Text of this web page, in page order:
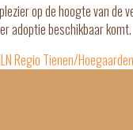
op de hoogte van de
adoptie beschikbaar komt.
Regio Tienen/Hoegaarden